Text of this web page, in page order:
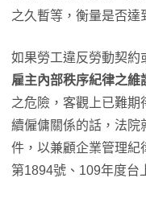
之久暫等，衡量是否達
如果勞工違反勞動契約
雇主內部秩序紀律之維
之危險，客觀上已難期
續僱傭關係的話，法院
件，以兼顧企業管理紀
第1894號、109年度台